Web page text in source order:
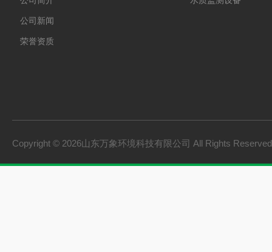
公司新闻
荣誉资质
Copyright © 2026山东万象环境科技有限公司 All Rights